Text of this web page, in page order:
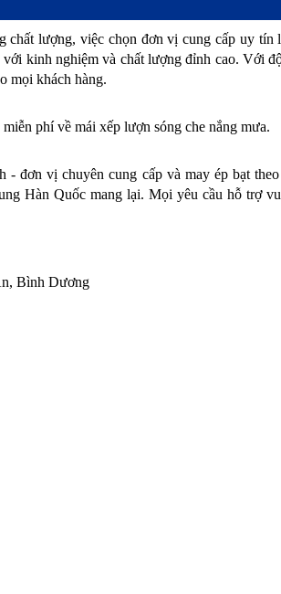
chất lượng, việc chọn đơn vị cung cấp uy tín
kinh nghiệm và chất lượng đỉnh cao. Với
mọi khách hàng.
phí về mái xếp lượn sóng che nắng mưa.
đơn vị chuyên cung cấp và may ép bạt
Hàn Quốc mang lại. Mọi yêu cầu hỗ trợ
Bình Dương